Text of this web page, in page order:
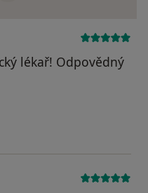
lékař! Odpovědný
Pacient